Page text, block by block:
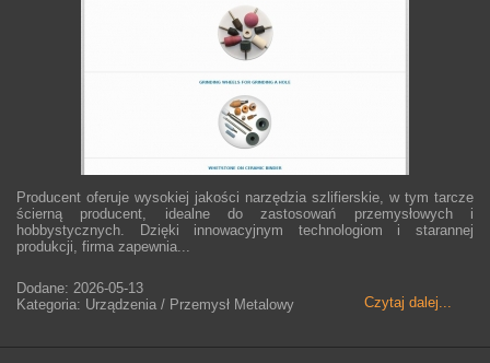
Producent oferuje wysokiej jakości narzędzia szlifierskie, w tym tarcze
ścierną producent, idealne do zastosowań przemysłowych i
hobbystycznych. Dzięki innowacyjnym technologiom i starannej
produkcji, firma zapewnia...
Czytaj dalej...
Dodane: 2026-05-13
Kategoria: Urządzenia / Przemysł Metalowy